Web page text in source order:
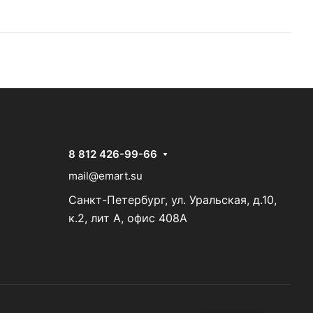
8 812 426-99-66
mail@emart.su
Санкт-Петербург, ул. Уральская, д.10,
к.2, лит А, офис 408А